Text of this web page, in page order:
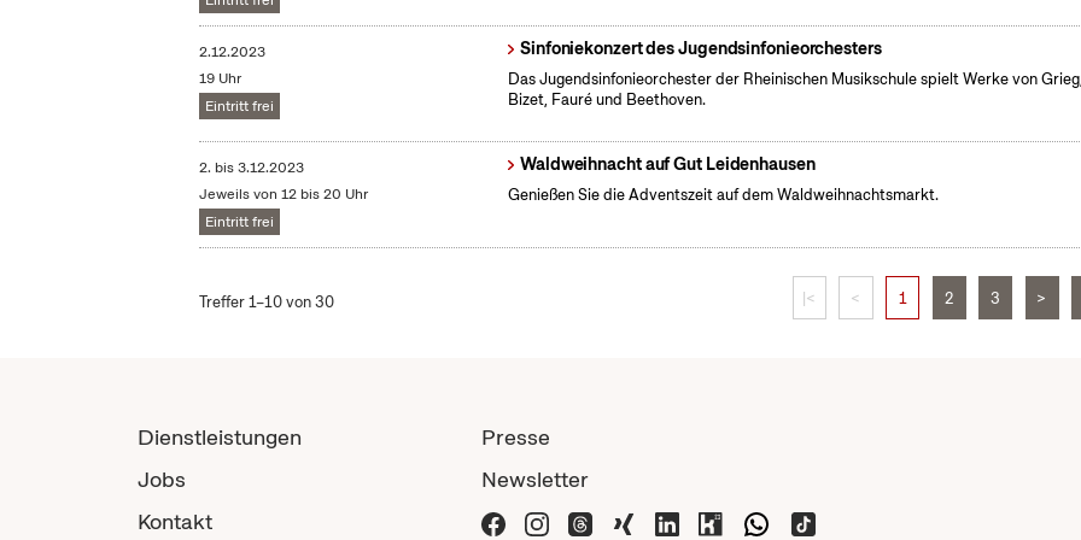
2.12.2023
19 Uhr
Eintritt frei
Sinfoniekonzert des Jugendsinfonieorchesters
Das Jugendsinfonieorchester der Rheinischen Musikschule spielt Werke von
Bizet, Fauré und Beethoven.
2. bis3.12.2023
Jeweils von 12 bis 20 Uhr
Eintritt frei
Waldweihnacht auf Gut Leidenhausen
Genießen Sie die Adventszeit auf dem Waldweihnachtsmarkt.
Treffer 1–10 von 30 |< < 1 2 3 >
Dienstleistungen
Jobs
Kontakt
Presse
Newsletter